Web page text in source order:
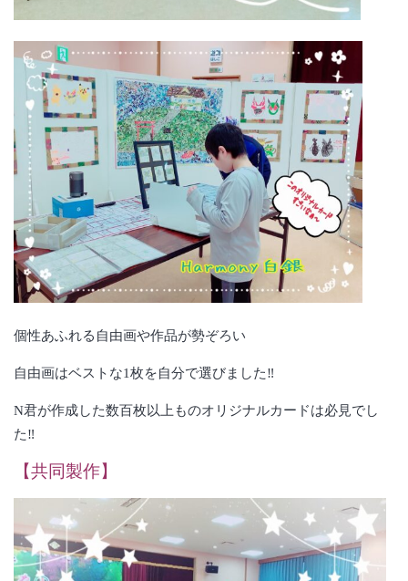
個性あふれる自由画や作品が勢ぞろい
自由画はベストな1枚を自分で選びました‼
N君が作成した数百枚以上ものオリジナルカードは必見でし
た‼
【共同製作】